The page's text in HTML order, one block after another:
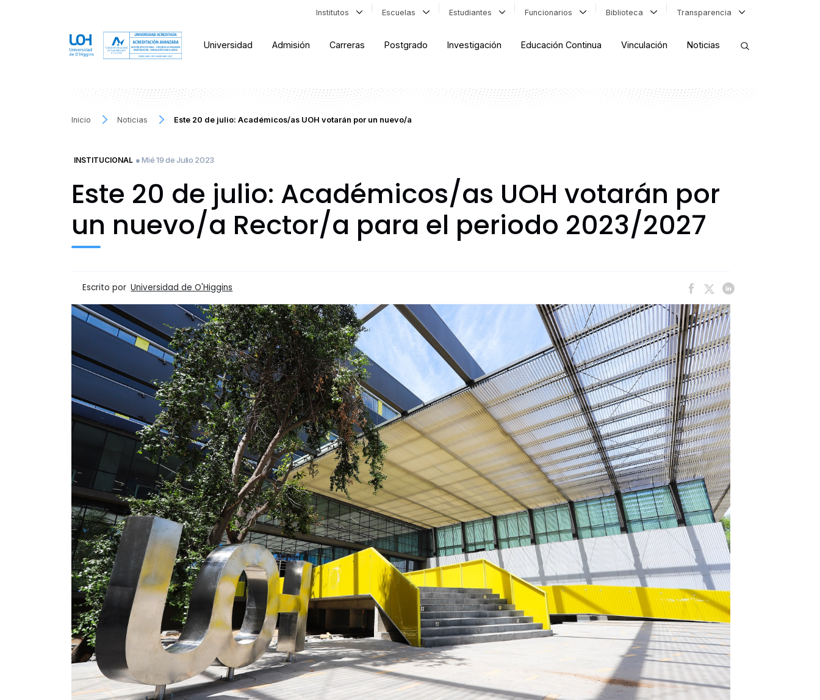
Institutos Escuelas Estudiantes Funcionarios Biblioteca Transparencia
Universidad Admisión Carreras Postgrado Investigación Educación Continua Vinculación Noticias
Inicio Noticias Este 20 de julio: Académicos/as UOH votarán por un nuevo/a
INSTITUCIONAL ● Mié 19 de Julio 2023
Este 20 de julio: Académicos/as UOH votarán por
un nuevo/a Rector/a­­­ para el periodo 2023/2027
Escrito por Universidad de O'Higgins